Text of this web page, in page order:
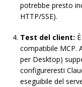
potrebbe presto
HTTP/SSE).
Test del client:
compatibile MCP.
per Desktop)
configureresti
eseguibile del